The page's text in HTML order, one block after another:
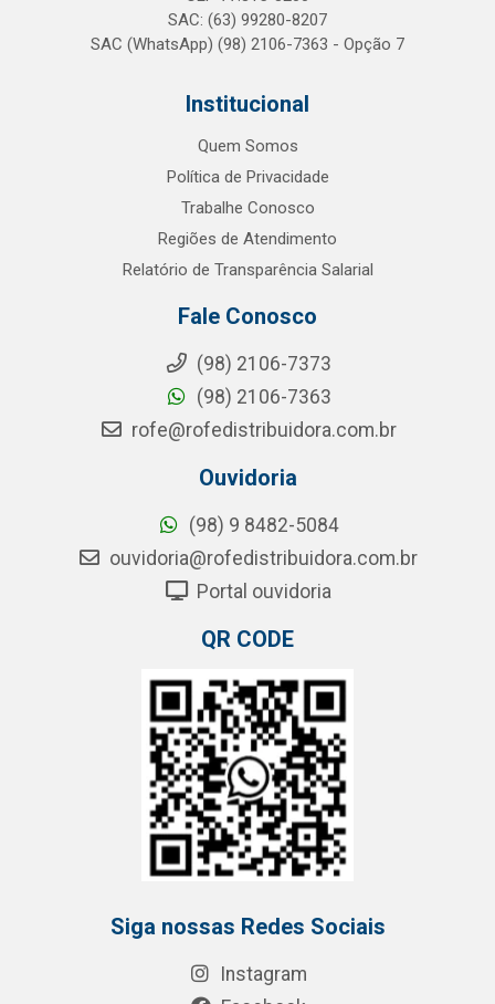
SAC: (63) 99280-8207
SAC (WhatsApp) (98) 2106-7363 - Opção 7
Institucional
Quem Somos
Política de Privacidade
Trabalhe Conosco
Regiões de Atendimento
Relatório de Transparência Salarial
Fale Conosco
(98) 2106-7373
(98) 2106-7363
rofe@rofedistribuidora.com.br
Ouvidoria
(98) 9 8482-5084
ouvidoria@rofedistribuidora.com.br
Portal ouvidoria
QR CODE
Siga nossas Redes Sociais
Instagram